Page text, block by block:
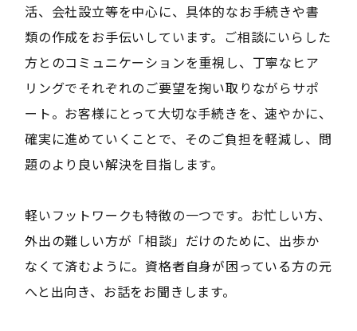
活、会社設立等を中心に、具体的なお手続きや書
類の作成をお手伝いしています。ご相談にいらした
方とのコミュニケーションを重視し、丁寧なヒア
リングでそれぞれのご要望を掬い取りながらサポ
ート。お客様にとって大切な手続きを、速やかに、
確実に進めていくことで、そのご負担を軽減し、問
題のより良い解決を目指します。
軽いフットワークも特徴の一つです。お忙しい方、
外出の難しい方が「相談」だけのために、出歩か
なくて済むように。資格者自身が困っている方の元
へと出向き、お話をお聞きします。